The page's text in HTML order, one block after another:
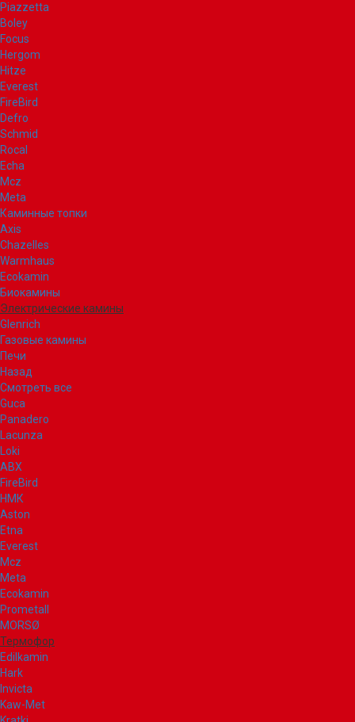
Piazzetta
Boley
Focus
Hergom
Hitze
Everest
FireBird
Defro
Schmid
Rocal
Echa
Mcz
Meta
Каминные топки
Axis
Chazelles
Warmhaus
Ecokamin
Биокамины
Электрические камины
Glenrich
Газовые камины
Печи
Назад
Смотреть все
Guca
Panadero
Lacunza
Loki
ABX
FireBird
НМК
Aston
Etna
Everest
Mcz
Meta
Ecokamin
Prometall
MORSØ
Термофор
Edilkamin
Hark
Invicta
Kaw-Met